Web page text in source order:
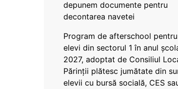
depunem documente pentru
decontarea navetei
Program de afterschool
elevi din sectorul 1 în anul
2027, adoptat de Consiliul
Părinții plătesc jumătate din
elevii cu bursă socială, CES